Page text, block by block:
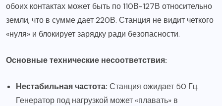
обоих контактах может быть по 110В-127В относительно
земли, что в сумме дает 220В. Станция не видит четкого
«нуля» и блокирует зарядку ради безопасности.
Основные технические несоответствия:
Нестабильная частота: Станция ожидает 50 Гц.
Генератор под нагрузкой может «плавать» в